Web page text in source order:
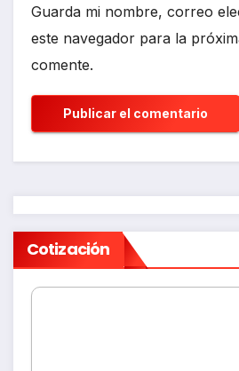
Guarda mi nombre, correo
este navegador para la
comente.
Cotización